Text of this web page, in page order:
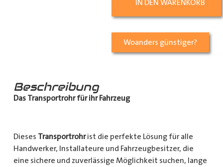
IN DEN WARENKORB
Woanders günstiger?
Beschreibung
Das Transportrohr für ihr Fahrzeug
Dieses Transportrohrist die perfekte Lösung für alle
Handwerker, Installateure und Fahrzeugbesitzer, die
eine sichere und zuverlässige Möglichkeit suchen, lange